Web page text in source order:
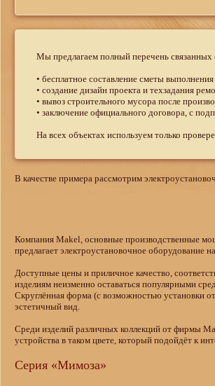
Мы предлагаем полный перечень связанных
• бесплатное составление сметы
• создание дизайн проекта и техзадания
• вывоз строительного мусора после
• заключение официального договора, с
На всех объектах используем только
В качестве примера рассмотрим
Компания Makel, основные производственные
предлагает электроустановочное оборудование
Доступные цены и приличное качество,
изделиям неизменно оставаться популярными
Скруглённая форма (с возможностью установки
эстетичный вид.
Среди изделий различных коллекций от фирмы
устройства в таком цвете, который подойдёт к
Серия «Мимоза»